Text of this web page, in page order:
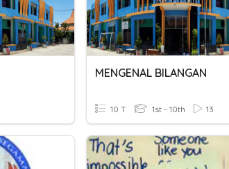
MENGENAL BILANGAN
10 T 1st - 10th 13